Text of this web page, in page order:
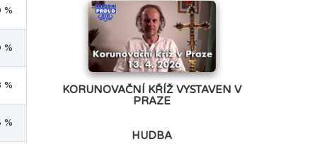
%
%
%
%
KORUNOVAČNÍ KŘÍŽ VYSTAVEN V
PRAZE
HUDBA